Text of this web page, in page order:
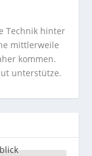
Technik hinter
mittlerweile
kommen.
unterstütze.